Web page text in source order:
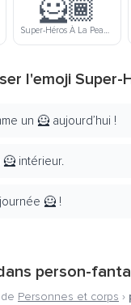
🦸🏾
Super-Héros À La Peau Lègerement Foncée
l'emoji Super-
un 🦸 aujourd’hui !
intérieur.
🦸 !
person-
Personnes et corps ›